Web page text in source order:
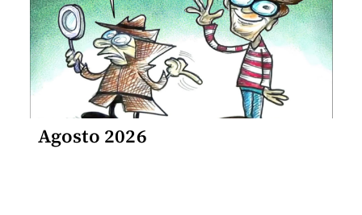
Agosto 2026